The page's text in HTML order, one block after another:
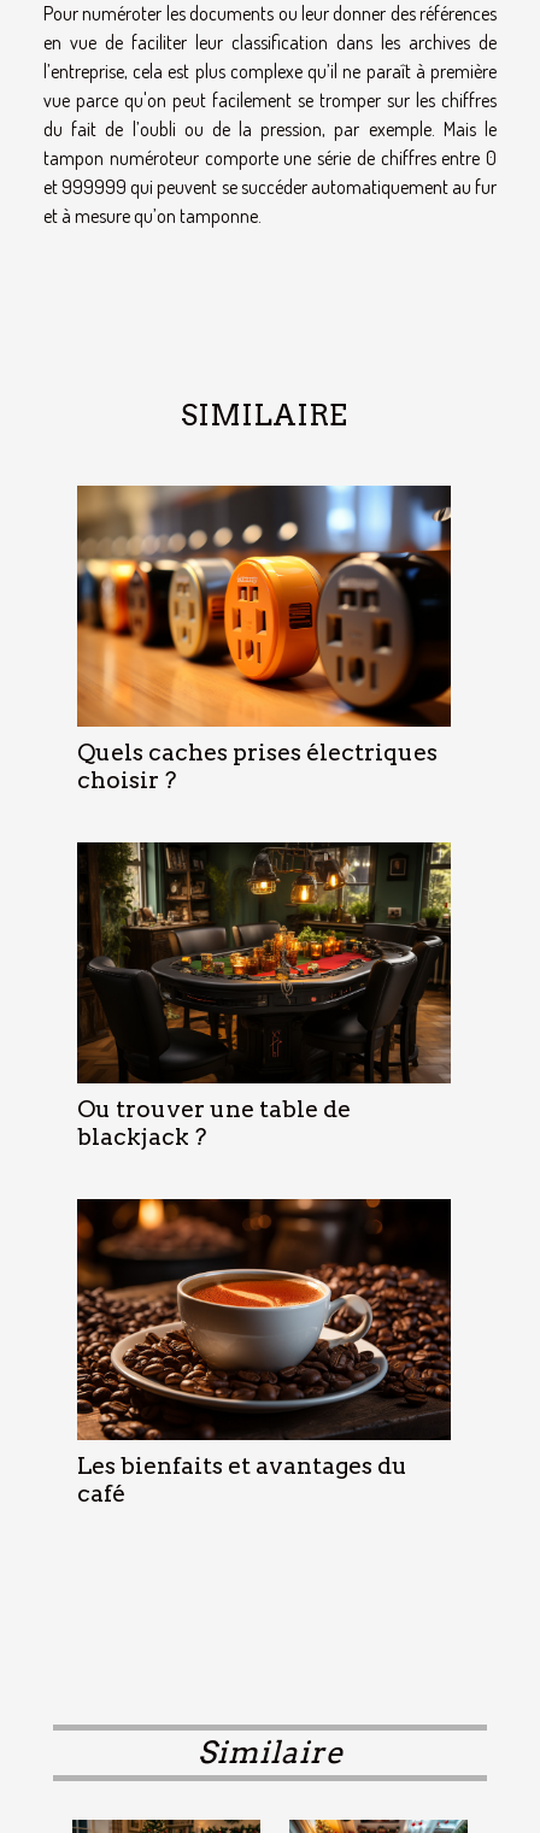
Pour numéroter les documents ou leur donner des références
en vue de faciliter leur classification dans les archives de
l’entreprise, cela est plus complexe qu’il ne paraît à première
vue parce qu'on peut facilement se tromper sur les chiffres
du fait de l’oubli ou de la pression, par exemple. Mais le
tampon numéroteur comporte une série de chiffres entre 0
et 999999 qui peuvent se succéder automatiquement au fur
et à mesure qu’on tamponne.
SIMILAIRE
Quels caches prises électriques
choisir ?
Ou trouver une table de
blackjack ?
Les bienfaits et avantages du
café
Similaire